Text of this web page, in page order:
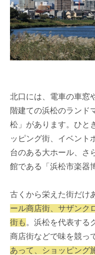
北口には、電車の車窓
階建ての浜松のランド
松」があります。ひと
ッピング街、イベント
台のある大ホール、さ
館である「浜松市楽器
古くから栄えた街だけ
ール商店街、サザンク
街も 。浜松を代表する
商店街などで味を競っ
あって、ショッピング